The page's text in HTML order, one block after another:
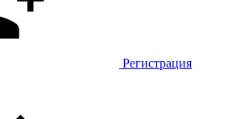
Регистрация